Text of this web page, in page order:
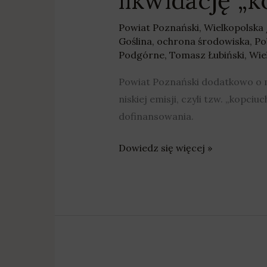
Powiat Poznański, Wielkopolska
Goślina, ochrona środowiska,
Podgórne, Tomasz Łubiński,
Powiat Poznański dodatkowo o
niskiej emisji, czyli tzw.
dofinansowania.
Dowiedz się więcej »